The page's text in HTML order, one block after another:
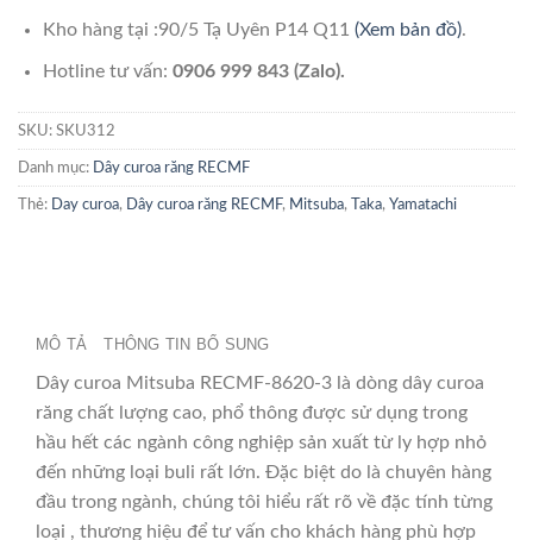
Kho hàng tại :90/5 Tạ Uyên P14 Q11 (Xem bản đồ).
Hotline tư vấn: 0906 999 843 (Zalo).
SKU: SKU312
Danh mục: Dây curoa răng RECMF
Thẻ: Day curoa, Dây curoa răng RECMF, Mitsuba, Taka, Yamatachi
MÔ TẢ THÔNG TIN BỔ SUNG
Dây curoa Mitsuba RECMF-8620-3 là dòng dây curoa
răng chất lượng cao, phổ thông được sử dụng trong
hầu hết các ngành công nghiệp sản xuất từ ly hợp nhỏ
đến những loại buli rất lớn. Đặc biệt do là chuyên hàng
đầu trong ngành, chúng tôi hiểu rất rõ về đặc tính từng
loại , thương hiệu để tư vấn cho khách hàng phù hợp